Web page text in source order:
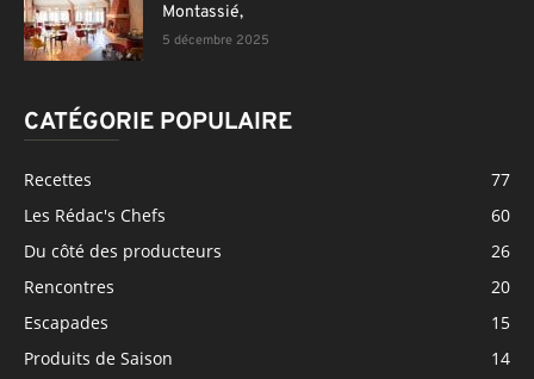
Montassié,
5 décembre 2025
CATÉGORIE POPULAIRE
Recettes
77
Les Rédac's Chefs
60
Du côté des producteurs
26
Rencontres
20
Escapades
15
Produits de Saison
14